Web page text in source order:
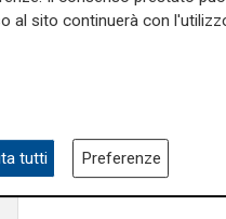
il fatto
Genova
al sito continuerà con
tutti Preferenze